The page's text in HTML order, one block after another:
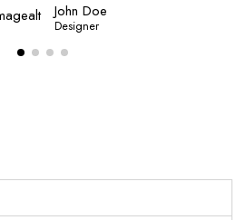
John Doe
Designer